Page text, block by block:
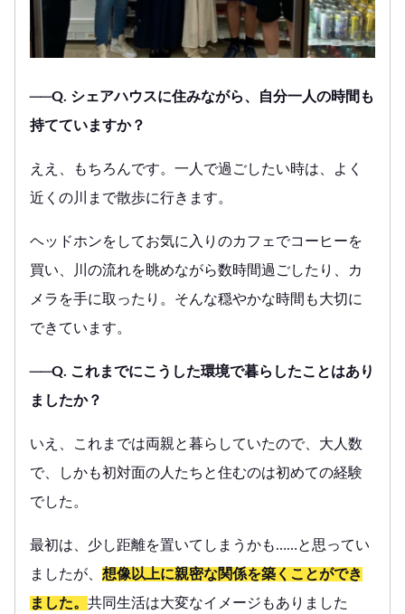
──Q. シェアハウスに住みながら、自分一人の時間も
持てていますか？
ええ、もちろんです。一人で過ごしたい時は、よく
近くの川まで散歩に行きます。
ヘッドホンをしてお気に入りのカフェでコーヒーを
買い、川の流れを眺めながら数時間過ごしたり、カ
メラを手に取ったり。そんな穏やかな時間も大切に
できています。
──Q. これまでにこうした環境で暮らしたことはあり
ましたか？
いえ、これまでは両親と暮らしていたので、大人数
で、しかも初対面の人たちと住むのは初めての経験
でした。
最初は、少し距離を置いてしまうかも……と思ってい
ましたが、 想像以上に親密な関係を築くことができ
ました。 共同生活は大変なイメージもありました